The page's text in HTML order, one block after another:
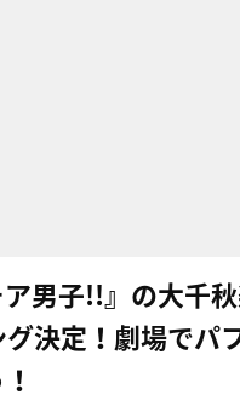
ア男子!!』の大千
グ決定！劇場でパ